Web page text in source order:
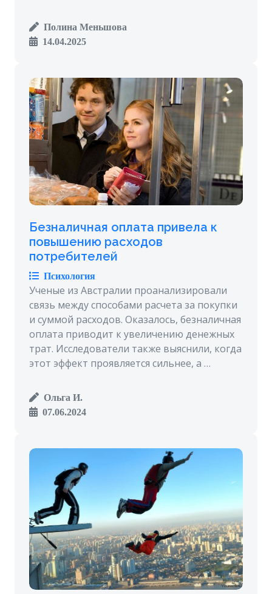
Полина Меньшова
14.04.2025
Безналичная оплата привела к
повышению расходов
потребителей
Психология
Ученые из Австралии проанализировали
связь между способами расчета за покупки
и суммой расходов. Оказалось, безналичная
оплата приводит к увеличению денежных
трат. Исследователи также выяснили, когда
этот эффект проявляется сильнее, а …
Ольга И.
07.06.2024